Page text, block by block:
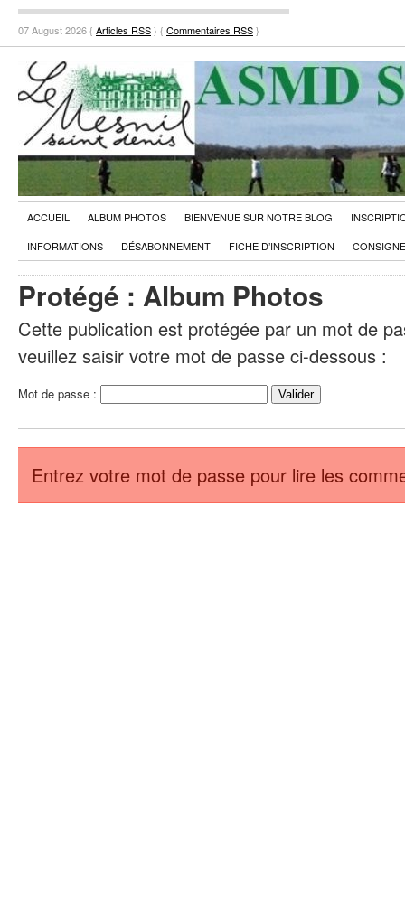
07 August 2026 { Articles RSS} { Commentaires RSS}
ACCUEIL ALBUM PHOTOS BIENVENUE SUR NOTRE BLOG
INFORMATIONS
DÉSABONNEMENT FICHE D’INSCRIPTION
Protégé : Album Photos
Cette publication est protégée par un mot de
veuillez saisir votre mot de passe ci-dessous :
Mot de passe :
Entrez votre mot de passe pour lire les